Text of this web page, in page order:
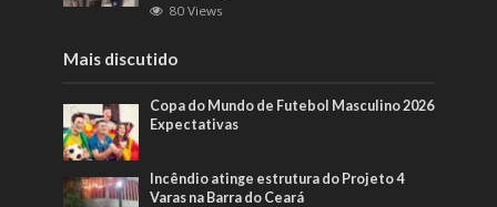
80 Views
Mais discutido
Copa do Mundo de Futebol Masculino 2026
Expectativas
Incêndio atinge estrutura do Projeto 4
Varas na Barra do Ceará